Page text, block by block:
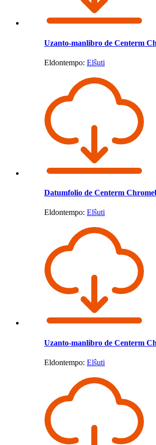
Uzanto-manlibro de Centerm
Eldontempo: Elŝuti
Datumfolio de Centerm
Eldontempo: Elŝuti
Uzanto-manlibro de Centerm
Eldontempo: Elŝuti